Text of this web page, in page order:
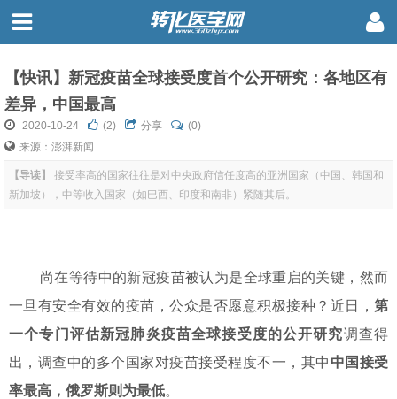
【快讯】新冠疫苗全球接受度首个公开研究：各地区有
差异，中国最高
2020-10-24 (2) 分享
(0)
来源：澎湃新闻
【导读】
接受率高的国家往往是对中央政府信任度高的亚洲国家（中国、韩国和
新加坡），中等收入国家（如巴西、印度和南非）紧随其后。
尚在等待中的新冠疫苗被认为是全球重启的关键，然而
一旦有安全有效的疫苗，公众是否愿意积极接种？近日， 第
一个专门评估新冠肺炎疫苗全球接受度的公开研究调查得
出，调查中的多个国家对疫苗接受程度不一，其中 中国接受
率最高，俄罗斯则为最低。